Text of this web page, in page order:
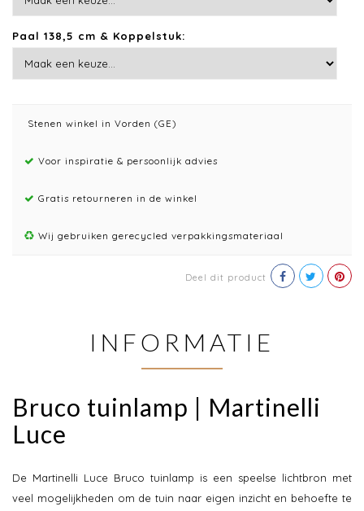
Paal 138,5 cm & Koppelstuk:
Stenen winkel in Vorden (GE)
Voor inspiratie & persoonlijk advies
Gratis retourneren in de winkel
Wij gebruiken gerecycled verpakkingsmateriaal
Deel dit product
INFORMATIE
Bruco tuinlamp | Martinelli
Luce
De Martinelli Luce Bruco tuinlamp is een speelse lichtbron met
veel mogelijkheden om de tuin naar eigen inzicht en behoefte te